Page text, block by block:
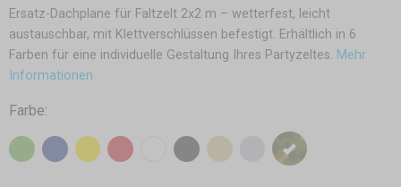
Ersatz-Dachplane für Faltzelt 2x2 m – wetterfest, leicht
austauschbar, mit Klettverschlüssen befestigt. Erhältlich in 6
Farben für eine individuelle Gestaltung Ihres Partyzeltes. Mehr
Informationen
Farbe: